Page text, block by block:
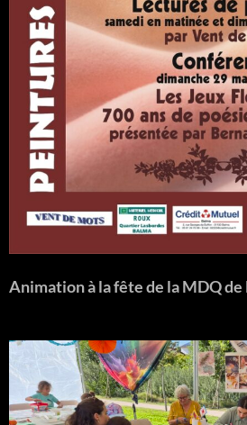
Animation à la fête de la MDQ de